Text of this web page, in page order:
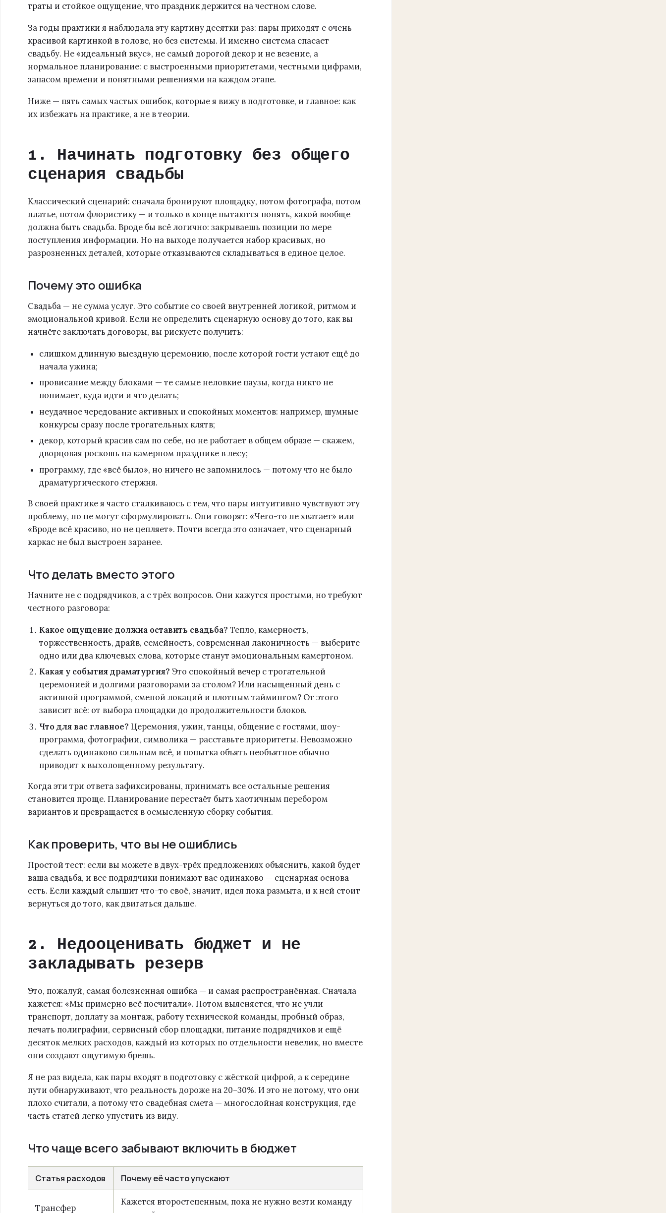
траты и стойкое ощущение, что праздник держится на честном слове.
За годы практики я наблюдала эту картину десятки раз: пары приходят с очень
красивой картинкой в голове, но без системы. И именно система спасает
свадьбу. Не «идеальный вкус», не самый дорогой декор и не везение, а
нормальное планирование: с выстроенными приоритетами, честными цифрами,
запасом времени и понятными решениями на каждом этапе.
Ниже — пять самых частых ошибок, которые я вижу в подготовке, и главное: как
их избежать на практике, а не в теории.
1. Начинать подготовку без общего
сценария свадьбы
Классический сценарий: сначала бронируют площадку, потом фотографа, потом
платье, потом флористику — и только в конце пытаются понять, какой вообще
должна быть свадьба. Вроде бы всё логично: закрываешь позиции по мере
поступления информации. Но на выходе получается набор красивых, но
разрозненных деталей, которые отказываются складываться в единое целое.
Почему это ошибка
Свадьба — не сумма услуг. Это событие со своей внутренней логикой, ритмом и
эмоциональной кривой. Если не определить сценарную основу до того, как вы
начнёте заключать договоры, вы рискуете получить:
слишком длинную выездную церемонию, после которой гости устают ещё до
начала ужина;
провисание между блоками — те самые неловкие паузы, когда никто не
понимает, куда идти и что делать;
неудачное чередование активных и спокойных моментов: например, шумные
конкурсы сразу после трогательных клятв;
декор, который красив сам по себе, но не работает в общем образе — скажем,
дворцовая роскошь на камерном празднике в лесу;
программу, где «всё было», но ничего не запомнилось — потому что не было
драматургического стержня.
В своей практике я часто сталкиваюсь с тем, что пары интуитивно чувствуют эту
проблему, но не могут сформулировать. Они говорят: «Чего-то не хватает» или
«Вроде всё красиво, но не цепляет». Почти всегда это означает, что сценарный
каркас не был выстроен заранее.
Что делать вместо этого
Начните не с подрядчиков, а с трёх вопросов. Они кажутся простыми, но требуют
честного разговора:
Какое ощущение должна оставить свадьба? Тепло, камерность,
торжественность, драйв, семейность, современная лаконичность — выберите
одно или два ключевых слова, которые станут эмоциональным камертоном.
Какая у события драматургия? Это спокойный вечер с трогательной
церемонией и долгими разговорами за столом? Или насыщенный день с
активной программой, сменой локаций и плотным таймингом? От этого
зависит всё: от выбора площадки до продолжительности блоков.
Что для вас главное? Церемония, ужин, танцы, общение с гостями, шоу-
программа, фотографии, символика — расставьте приоритеты. Невозможно
сделать одинаково сильным всё, и попытка объять необъятное обычно
приводит к выхолощенному результату.
Когда эти три ответа зафиксированы, принимать все остальные решения
становится проще. Планирование перестаёт быть хаотичным перебором
вариантов и превращается в осмысленную сборку события.
Как проверить, что вы не ошиблись
Простой тест: если вы можете в двух-трёх предложениях объяснить, какой будет
ваша свадьба, и все подрядчики понимают вас одинаково — сценарная основа
есть. Если каждый слышит что-то своё, значит, идея пока размыта, и к ней стоит
вернуться до того, как двигаться дальше.
2. Недооценивать бюджет и не
закладывать резерв
Это, пожалуй, самая болезненная ошибка — и самая распространённая. Сначала
кажется: «Мы примерно всё посчитали». Потом выясняется, что не учли
транспорт, доплату за монтаж, работу технической команды, пробный образ,
печать полиграфии, сервисный сбор площадки, питание подрядчиков и ещё
десяток мелких расходов, каждый из которых по отдельности невелик, но вместе
они создают ощутимую брешь.
Я не раз видела, как пары входят в подготовку с жёсткой цифрой, а к середине
пути обнаруживают, что реальность дороже на 20–30%. И это не потому, что они
плохо считали, а потому что свадебная смета — многослойная конструкция, где
часть статей легко упустить из виду.
Что чаще всего забывают включить в бюджет
Статья расходов Почему её часто упускают
Трансфер
Кажется второстепенным, пока не нужно везти команду